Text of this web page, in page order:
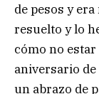
de pesos y
resuelto y lo
cómo no
aniversario
un abrazo de